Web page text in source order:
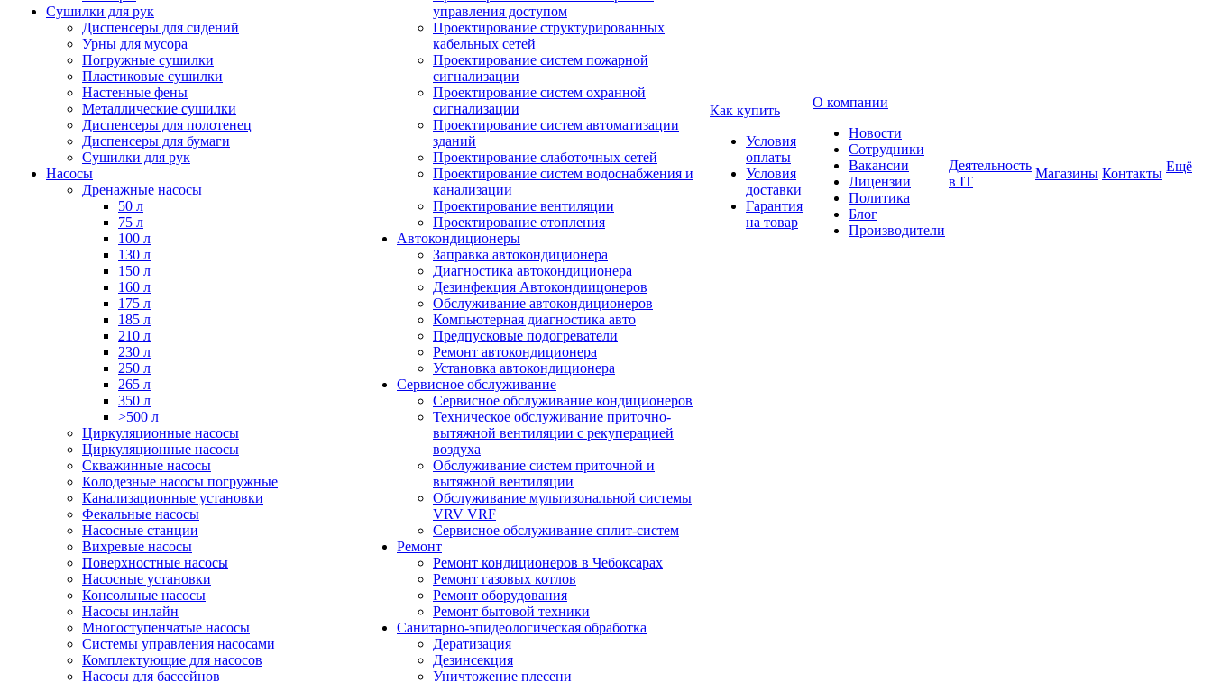
Сушилки для рук
Диспенсеры для сидений
Урны для мусора
Погружные сушилки
Пластиковые сушилки
Настенные фены
Металлические сушилки
Диспенсеры для полотенец
Диспенсеры для бумаги
Сушилки для рук
Насосы
Дренажные насосы
50 л
75 л
100 л
130 л
150 л
160 л
175 л
185 л
210 л
230 л
250 л
265 л
350 л
>500 л
Циркуляционные насосы
Циркуляционные насосы
Скважинные насосы
Колодезные насосы погружные
Канализационные установки
Фекальные насосы
Насосные станции
Вихревые насосы
Поверхностные насосы
Насосные установки
Консольные насосы
Насосы инлайн
Многоступенчатые насосы
Системы управления насосами
Комплектующие для насосов
Насосы для бассейнов
управления доступом
Проектирование структурированных
кабельных сетей
Проектирование систем пожарной
сигнализации
Проектирование систем охранной
сигнализации
Проектирование систем автоматизации
зданий
Проектирование слаботочных сетей
Проектирование систем водоснабжения и
канализации
Проектирование вентиляции
Проектирование отопления
Автокондиционеры
Заправка автокондиционера
Диагностика автокондиционера
Дезинфекция Автокондиицонеров
Обслуживание автокондиционеров
Компьютерная диагностика авто
Предпусковые подогреватели
Ремонт автокондиционера
Установка автокондиционера
Сервисное обслуживание
Сервисное обслуживание кондиционеров
Техническое обслуживание приточно-
вытяжной вентиляции с рекуперацией
воздуха
Обслуживание систем приточной и
вытяжной вентиляции
Обслуживание мультизональной системы
VRV VRF
Сервисное обслуживание сплит-систем
Ремонт
Ремонт кондиционеров в Чебоксарах
Ремонт газовых котлов
Ремонт оборудования
Ремонт бытовой техники
Санитарно-эпидеологическая обработка
Дератизация
Дезинсекция
Уничтожение плесени
Как купить
Условия
оплаты
Условия
доставки
Гарантия
на товар
О компании
Новости
Сотрудники
Вакансии
Лицензии
Политика
Блог
Производители
Деятельность
в IT
Магазины Контакты Ещё